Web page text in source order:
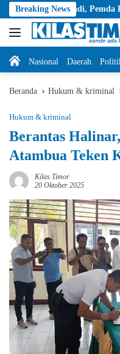
Langsung
ke
konten
Breaking News
Pemda Belu Optimis
HomeNasional Daerah
Beranda Hukum & kriminal
Hukum & kriminal
Berantas
Atambua Teken
Kilas Timor
20 Oktober 2025